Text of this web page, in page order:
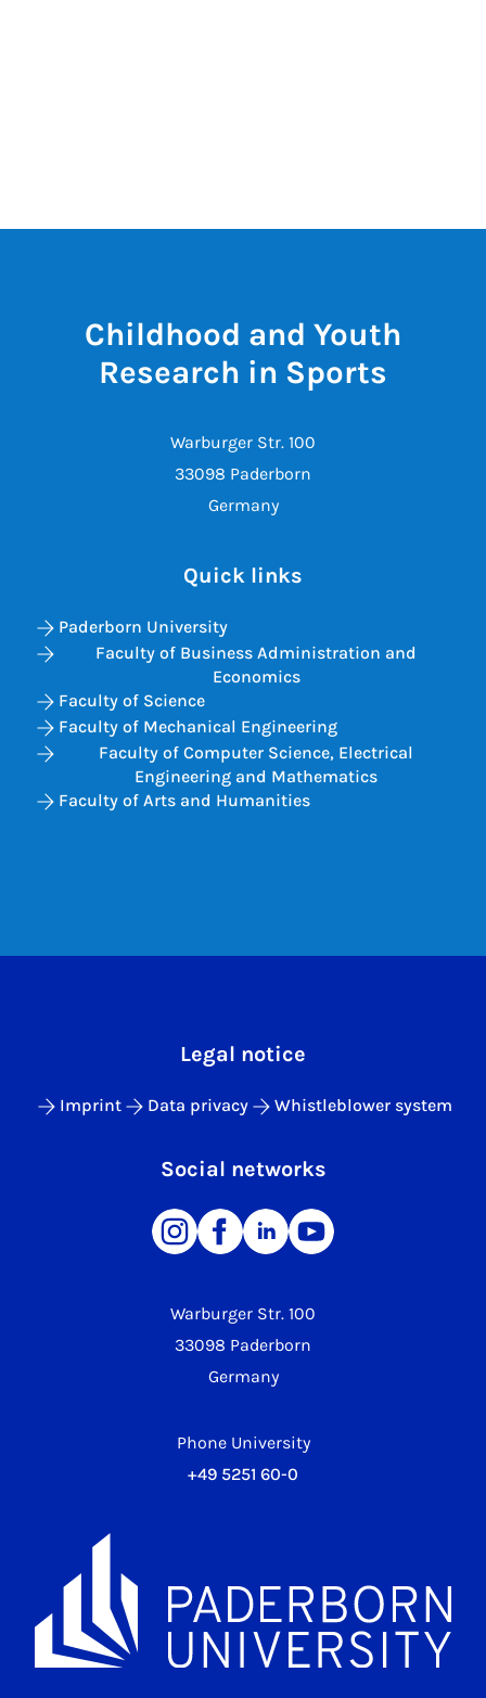
Childhood and Youth
Research in Sports
Warburger Str. 100
33098 Paderborn
Germany
Quick links
Paderborn University
Faculty of Business Administration and
Economics
Faculty of Science
Faculty of Mechanical Engineering
Faculty of Computer Science, Electrical
Engineering and Mathematics
Faculty of Arts and Humanities
Warburger Str. 100
33098 Paderborn
Germany
Phone University
+49 5251 60-0
Legal notice
Imprint Data privacy Whistleblower system
Social networks